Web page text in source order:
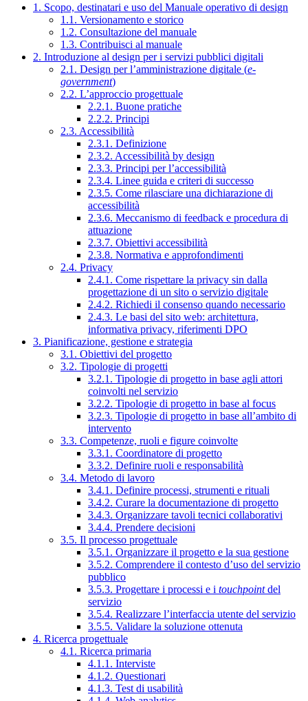
1. Scopo, destinatari e uso del Manuale operativo di design
1.1. Versionamento e storico
1.2. Consultazione del manuale
1.3. Contribuisci al manuale
2. Introduzione al design per i servizi pubblici digitali
2.1. Design per l’amministrazione digitale (e-
government)
2.2. L’approccio progettuale
2.2.1. Buone pratiche
2.2.2. Principi
2.3. Accessibilità
2.3.1. Definizione
2.3.2. Accessibilità by design
2.3.3. Principi per l’accessibilità
2.3.4. Linee guida e criteri di successo
2.3.5. Come rilasciare una dichiarazione di
accessibilità
2.3.6. Meccanismo di feedback e procedura di
attuazione
2.3.7. Obiettivi accessibilità
2.3.8. Normativa e approfondimenti
2.4. Privacy
2.4.1. Come rispettare la privacy sin dalla
progettazione di un sito o servizio digitale
2.4.2. Richiedi il consenso quando necessario
2.4.3. Le basi del sito web: architettura,
informativa privacy, riferimenti DPO
3. Pianificazione, gestione e strategia
3.1. Obiettivi del progetto
3.2. Tipologie di progetti
3.2.1. Tipologie di progetto in base agli attori
coinvolti nel servizio
3.2.2. Tipologie di progetto in base al focus
3.2.3. Tipologie di progetto in base all’ambito di
intervento
3.3. Competenze, ruoli e figure coinvolte
3.3.1. Coordinatore di progetto
3.3.2. Definire ruoli e responsabilità
3.4. Metodo di lavoro
3.4.1. Definire processi, strumenti e rituali
3.4.2. Curare la documentazione di progetto
3.4.3. Organizzare tavoli tecnici collaborativi
3.4.4. Prendere decisioni
3.5. Il processo progettuale
3.5.1. Organizzare il progetto e la sua gestione
3.5.2. Comprendere il contesto d’uso del servizio
pubblico
3.5.3. Progettare i processi e i touchpointdel
servizio
3.5.4. Realizzare l’interfaccia utente del servizio
3.5.5. Validare la soluzione ottenuta
4. Ricerca progettuale
4.1. Ricerca primaria
4.1.1. Interviste
4.1.2. Questionari
4.1.3. Test di usabilità